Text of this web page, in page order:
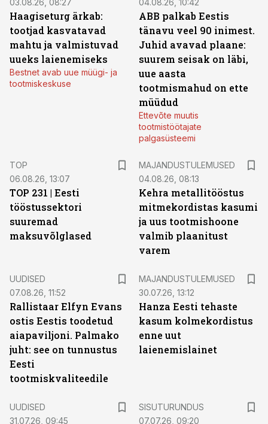
03.08.26, 08:27
Haagiseturg ärkab:
tootjad kasvatavad
mahtu ja valmistuvad
uueks laienemiseks
Bestnet avab uue müügi- ja
tootmiskeskuse
04.08.26, 10:42
ABB palkab Eestis
tänavu veel 90 inimest.
Juhid avavad plaane:
suurem seisak on läbi,
uue aasta
tootmismahud on ette
müüdud
Ettevõte muutis
tootmistöötajate
palgasüsteemi
TOP
06.08.26, 13:07
TOP 231 | Eesti
tööstussektori
suuremad
maksuvõlglased
MAJANDUSTULEMUSED
04.08.26, 08:13
Kehra metallitööstus
mitmekordistas kasumi
ja uus tootmishoone
valmib plaanitust
varem
UUDISED
07.08.26, 11:52
Rallistaar Elfyn Evans
ostis Eestis toodetud
aiapaviljoni. Palmako
juht: see on tunnustus
Eesti
tootmiskvaliteedile
MAJANDUSTULEMUSED
30.07.26, 13:12
Hanza Eesti tehaste
kasum kolmekordistus
enne uut
laienemislainet
UUDISED
31.07.26, 09:45
SISUTURUNDUS
07.07.26, 09:20